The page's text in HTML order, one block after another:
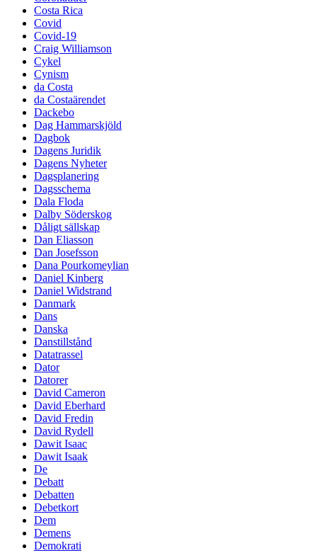
Costa Rica
Covid
Covid-19
Craig Williamson
Cykel
Cynism
da Costa
da Costaärendet
Dackebo
Dag Hammarskjöld
Dagbok
Dagens Juridik
Dagens Nyheter
Dagsplanering
Dagsschema
Dala Floda
Dalby Söderskog
Dåligt sällskap
Dan Eliasson
Dan Josefsson
Dana Pourkomeylian
Daniel Kinberg
Daniel Widstrand
Danmark
Dans
Danska
Danstillstånd
Datatrassel
Dator
Datorer
David Cameron
David Eberhard
David Fredin
David Rydell
Dawit Isaac
Dawit Isaak
De
Debatt
Debatten
Debetkort
Dem
Demens
Demokrati